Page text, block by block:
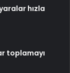
hızla
toplamayı